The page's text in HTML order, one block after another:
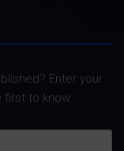
Enter your
to know.